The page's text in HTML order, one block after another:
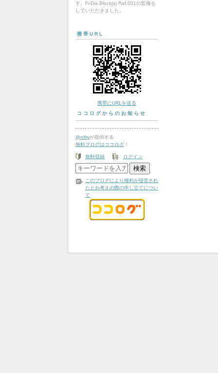
す。Fi-Dia Block(s) Raf.001の監修を
していただきました。
携帯URL
携帯にURLを送る
ココログからのお知らせ
@niftyが提供する
無料ブログはココログ ！
無料登録 ログイン
このブログにより権利が侵害され
たとお考えの際の申し立てについ
て